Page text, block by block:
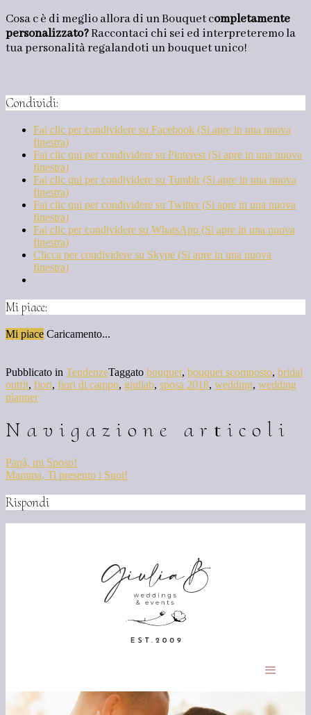
Cosa c è di meglio allora di un Bouquet completamente
personalizzato?Raccontaci chi sei ed interpreteremo la
tua personalità regalandoti un bouquet unico!
Condividi:
Fai clic per condividere su Facebook (Si apre in una nuova
finestra)
Fai clic qui per condividere su Pinterest (Si apre in una nuova
finestra)
Fai clic qui per condividere su Tumblr (Si apre in una nuova
finestra)
Fai clic qui per condividere su Twitter (Si apre in una nuova
finestra)
Fai clic per condividere su WhatsApp (Si apre in una nuova
finestra)
Clicca per condividere su Skype (Si apre in una nuova
finestra)
Mi piace:
Mi piace Caricamento...
Pubblicato in TendenzeTaggato bouquet, bouquet scomposto, bridal
outfit, fiori, fiori di campo, giuliab, sposa 2018, wedding, wedding
planner
Navigazione articoli
Papà, mi Sposo!
Mamma, Ti presento i Suoi!
Rispondi